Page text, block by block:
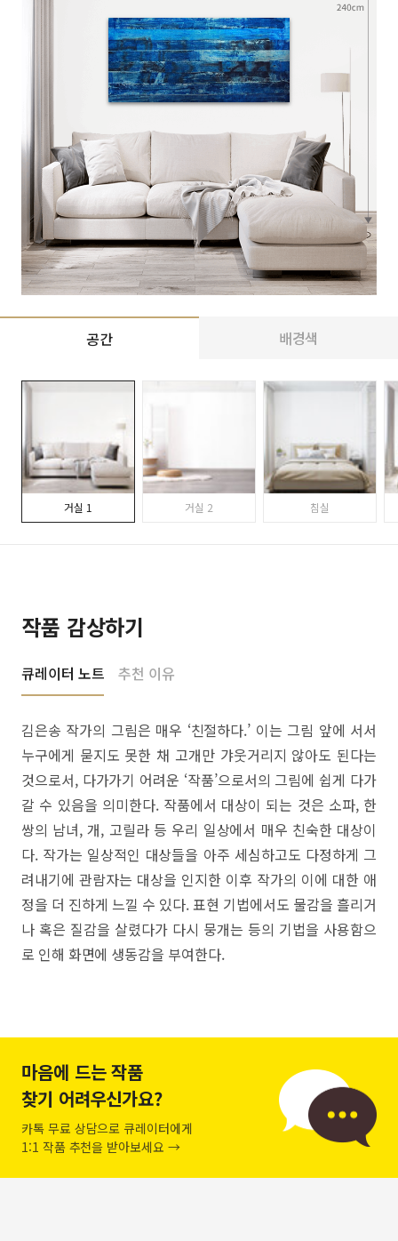
공간 배경색
거실 1 거실 2 침실
작품 감상하기
큐레이터 노트 추천 이유
김은송 작가의 그림은 매우 ‘친절하다.’ 이는 그림 앞에 서서
누구에게 묻지도 못한 채 고개만 갸웃거리지 않아도 된다는
것으로서, 다가가기 어려운 ‘작품’으로서의 그림에 쉽게 다가
갈 수 있음을 의미한다. 작품에서 대상이 되는 것은 소파, 한
쌍의 남녀, 개, 고릴라 등 우리 일상에서 매우 친숙한 대상이
다. 작가는 일상적인 대상들을 아주 세심하고도 다정하게 그
려내기에 관람자는 대상을 인지한 이후 작가의 이에 대한 애
정을 더 진하게 느낄 수 있다. 표현 기법에서도 물감을 흘리거
나 혹은 질감을 살렸다가 다시 뭉개는 등의 기법을 사용함으
로 인해 화면에 생동감을 부여한다.
마음에 드는 작품
찾기 어려우신가요?
카톡 무료 상담으로 큐레이터에게
1:1 작품 추천을 받아보세요 →